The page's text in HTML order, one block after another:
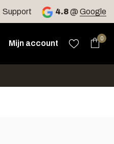
Support 4.8@ Google
te selecteren. Druk
Mijn account
0